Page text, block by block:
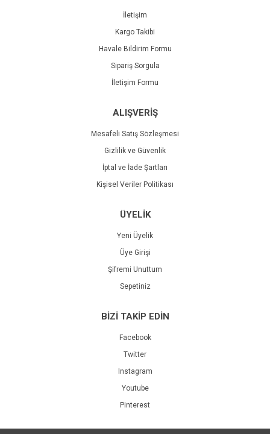
İletişim
Kargo Takibi
Havale Bildirim Formu
Sipariş Sorgula
İletişim Formu
ALIŞVERİŞ
Mesafeli Satış Sözleşmesi
Gizlilik ve Güvenlik
İptal ve İade Şartları
Kişisel Veriler Politikası
ÜYELİK
Yeni Üyelik
Üye Girişi
Şifremi Unuttum
Sepetiniz
BİZİ TAKİP EDİN
Facebook
Twitter
Instagram
Youtube
Pinterest